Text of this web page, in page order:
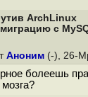
ArchLinux
с
Аноним (-), 26-
болеешь
мозга?